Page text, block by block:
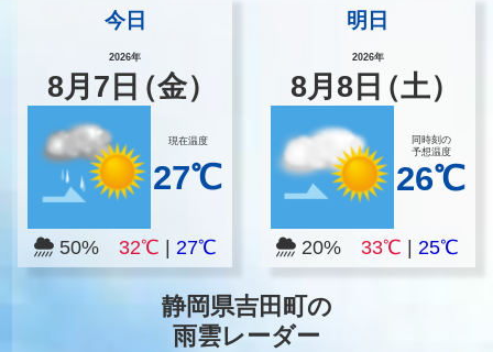
今日
2026年
8月 7 日（金）
現在温度
27℃
50% 32℃ 27℃
明日
2026年
8月8 日（土）
同時刻の
予想温度
26℃
20% 33℃ |25℃
静岡県吉田町の
雨雲レーダー